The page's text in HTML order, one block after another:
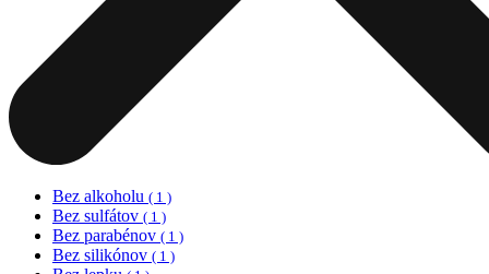
Bez alkoholu ( 1 )
Bez sulfátov ( 1 )
Bez parabénov ( 1 )
Bez silikónov ( 1 )